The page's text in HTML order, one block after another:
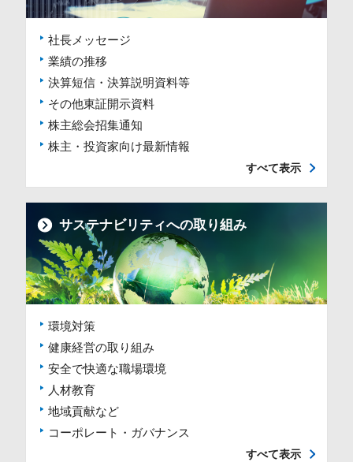
社長メッセージ
業績の推移
決算短信・決算説明資料等
その他東証開示資料
株主総会招集通知
株主・投資家向け最新情報
すべて表示
サステナビリティへの取り組み
環境対策
健康経営の取り組み
安全で快適な職場環境
人材教育
地域貢献など
コーポレート・ガバナンス
すべて表示